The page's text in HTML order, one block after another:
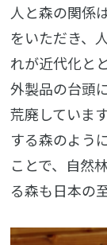
人と森の関係
をいただき、
れが近代化と
外製品の台頭
荒廃していま
する森のよう
ことで、自然
る森も日本の